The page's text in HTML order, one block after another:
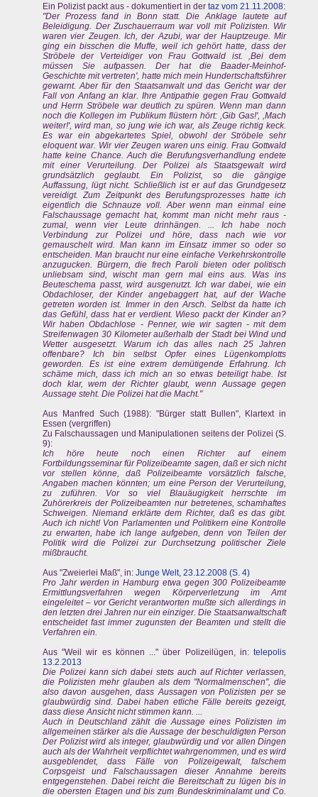
Ein Polizist packt aus - dokumentiert in der taz vom 21.11.2008:
"Der Prozess fand in Bonn statt. Die Anklage lautete auf
Beleidigung. Der Zuschauerraum war voll mit Polizisten. Wir
waren vier Zeugen. Ich, der Azubi, war der Hauptzeuge. Mir
ging ein bisschen die Muffe, weil ich gehört hatte, dass der
Ströbele der Verteidiger von Frau Gottwald ist. ,Bei dem
müssen Sie aufpassen. Der hat die Baader-Meinhof-
Geschichte mit vertreten', hatte mich mein Hundertschaftsführer
gewarnt. Aber für den Staatsanwalt und das Gericht war der
Fall von Anfang an klar. Ihre Antipathie gegen Frau Gottwald
und Herrn Ströbele war deutlich zu spüren. Wenn man dann
noch die Kollegen im Publikum flüstern hört: ,Gib Gas!', ,Mach
weiter!', wird man, so jung wie ich war, als Zeuge richtig keck.
Es war ein abgekartetes Spiel, obwohl der Ströbele sehr
eloquent war. Wir vier Zeugen waren uns einig. Frau Gottwald
hatte keine Chance. Auch die Berufungsverhandlung endete
mit einer Verurteilung. Der Polizei als Staatsgewalt wird
grundsätzlich geglaubt. Ein Polizist, so die gängige
Auffassung, lügt nicht. Schließlich ist er auf das Grundgesetz
vereidigt. Zum Zeitpunkt des Berufungsprozesses hatte ich
eigentlich die Schnauze voll. Aber wenn man einmal eine
Falschaussage gemacht hat, kommt man nicht mehr raus -
zumal, wenn vier Leute drinhängen. ... Ich habe noch
Verbindung zur Polizei und höre, dass nach wie vor
gemauschelt wird. Man kann im Einsatz immer so oder so
entscheiden. Man braucht nur eine einfache Verkehrskontrolle
anzugucken. Bürgern, die frech Paroli bieten oder politisch
unliebsam sind, wischt man gern mal eins aus. Was ins
Beuteschema passt, wird ausgenutzt. Ich war dabei, wie ein
Obdachloser, der Kinder angebaggert hat, auf der Wache
getreten worden ist. Immer in den Arsch. Selbst da hatte ich
das Gefühl, dass hat er verdient. Wieso packt der Kinder an?
Wir haben Obdachlose - Penner, wie wir sagten - mit dem
Streifenwagen 30 Kilometer außerhalb der Stadt bei Wind und
Wetter ausgesetzt. Warum ich das alles nach 25 Jahren
offenbare? Ich bin selbst Opfer eines Lügenkomplotts
geworden. Es ist eine extrem demütigende Erfahrung. Ich
schäme mich, dass ich mich an so etwas beteiligt habe. Ist
doch klar, wem der Richter glaubt, wenn Aussage gegen
Aussage steht. Die Polizei hat die Macht."
Aus Manfred Such (1988): "Bürger statt Bullen", Klartext in
Essen (vergriffen)
Zu Falschaussagen und Manipulationen seitens der Polizei (S.
9):
Ich höre heute noch einen Richter auf einem
Fortbildungsseminar für Polizeibeamte sagen, daß er sich nicht
vor stellen könne, daß Polizeibeamte vorsätzlich falsche,
Angaben machen könnten; um eine Person der Verurteilung,
zu zuführen. Vor so viel Blauäugigkeit herrschte im
Zuhörerkreis der Polizeibeamten nur betretenes, schamhaftes
Schweigen. Niemand erklärte dem Richter, daß es das gibt.
Auch ich nicht! Von Parlamenten und Politikern eine Kontrolle
zu erwarten, habe ich lange aufgeben, denn von Teilen der
Politik wird die Polizei zur Durchsetzung politischer Ziele
mißbraucht.
Aus "Zweierlei Maß", in: Junge Welt, 23.12.2008 (S. 4)
Pro Jahr werden in Hamburg etwa gegen 300 Polizeibeamte
Ermittlungsverfahren wegen Körperverletzung im Amt
eingeleitet – vor Gericht verantworten mußte sich allerdings in
den letzten drei Jahren nur ein einziger. Die Staatsanwaltschaft
entscheidet fast immer zugunsten der Beamten und stellt die
Verfahren ein.
Aus "Weil wir es können ..." über Polizeilügen, in:telepolis
13.2.2013
Die Polizei kann sich dabei stets auch auf Richter verlassen,
die Polizisten mehr glauben als dem "Normalmenschen", die
also davon ausgehen, dass Aussagen von Polizisten per se
glaubwürdig sind. Dabei haben etliche Fälle bereits gezeigt,
dass diese Ansicht nicht stimmen kann. ...
Auch in Deutschland zählt die Aussage eines Polizisten im
allgemeinen stärker als die Aussage der beschuldigten Person
Der Polizist wird als integer, glaubwürdig und vor allen Dingen
auch als der Wahrheit verpflichtet wahrgenommen, und es wird
ausgeblendet, dass Fälle von Polizeigewalt, falschem
Corpsgeist und Falschaussagen dieser Annahme bereits
entgegenstehen. Dabei reicht die Bereitschaft zu lügen bis in
die obersten Etagen und bis zum Bundeskriminalamt und Co.